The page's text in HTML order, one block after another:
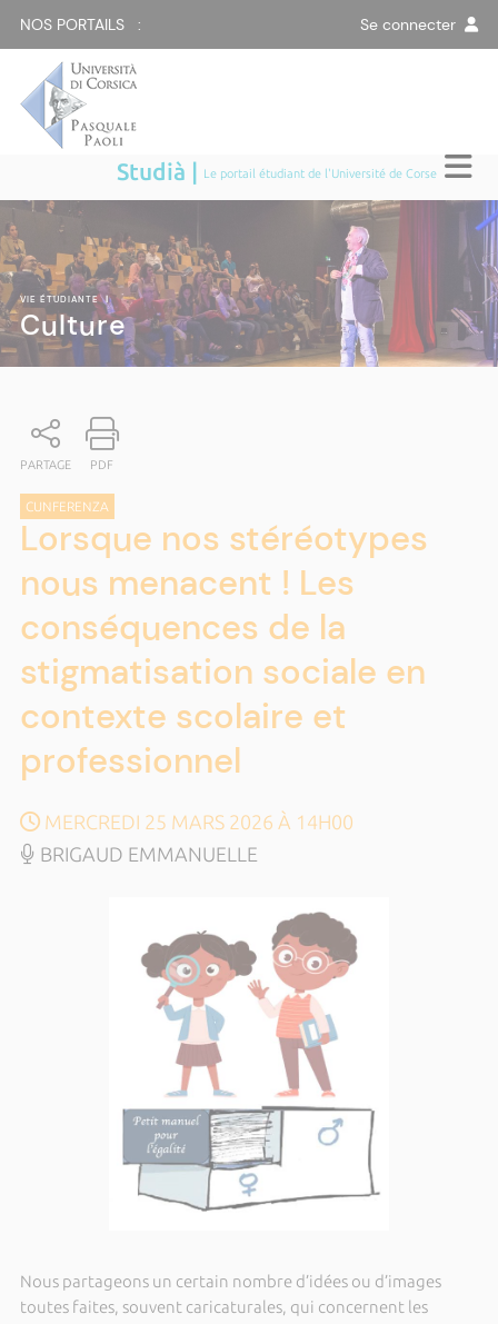
NOS PORTAILS : Se connecter
Studià | Le portail étudiant de l'Université de Corse
VIE ÉTUDIANTE|
Culture
PARTAGE PDF
CUNFERENZA
Lorsque nos stéréotypes
nous menacent ! Les
conséquences de la
stigmatisation sociale en
contexte scolaire et
professionnel
MERCREDI 25 MARS 2026 À 14H00
BRIGAUD EMMANUELLE
Nous partageons un certain nombre d’idées ou d’images
toutes faites, souvent caricaturales, qui concernent les